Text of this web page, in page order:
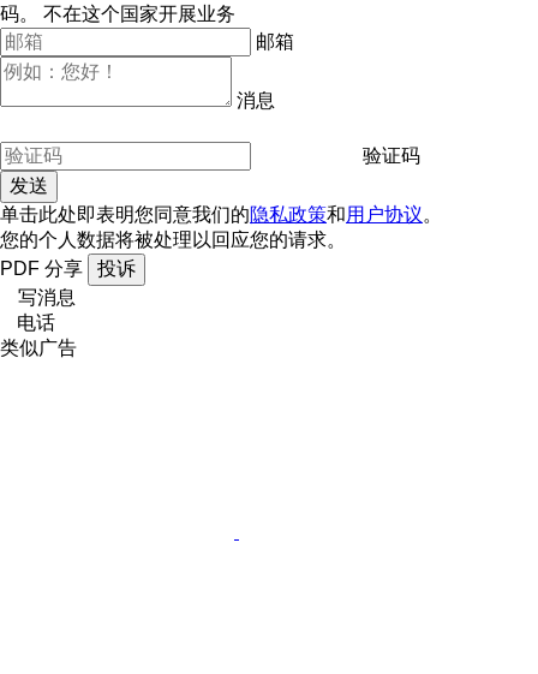
码。
不在这个国家开展业务
邮箱
消息
验证码
单击此处即表明您同意我们的隐私政策和用户协议。
您的个人数据将被处理以回应您的请求。
PDF 分享
投诉
写消息
电话
类似广告